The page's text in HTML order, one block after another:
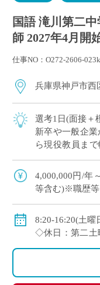
国語 滝川第二
師 2027年4月開
仕事NO：O272-2606-
兵庫県神戸市西
選考1日(面接＋
新卒や一般企
ら現役教員ま
会で活躍する
4,000,000円/年
等含む)※職歴等
・30歳(教諭・
・40歳(教諭・
・50歳(教諭・
◇賞与：有(過
◇保険：私学共
8:20-16:20(土曜
◇休日：第二土